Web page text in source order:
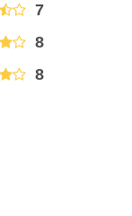
7
8
8